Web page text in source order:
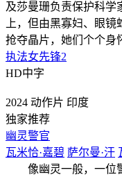
及莎曼珊负责保护科学
上，但由黑寡妇、眼
抢夺晶片，她们个个身
执法女先锋2
HD中字
2024 动作片 印度
独家推荐
幽灵警官
瓦米恰·嘉碧 萨尔曼·汗
像幽灵一般，一位警